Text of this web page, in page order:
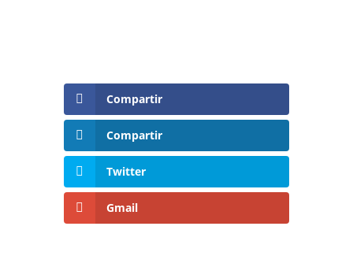
Compartir
Compartir
Twitter
Gmail